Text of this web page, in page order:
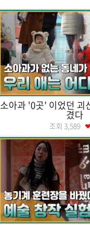
소아과 '0곳' 이었던 괴
겼다
조회 3,589